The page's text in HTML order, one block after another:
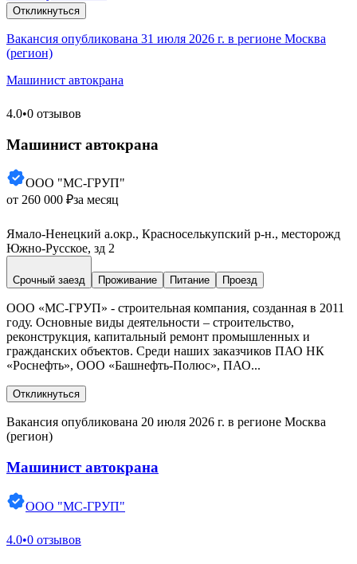
Откликнуться
Вакансия опубликована 31 июля 2026 г. в регионе Москва
(регион)
Машинист автокрана
4.0•0 отзывов
Машинист автокрана
ООО "МС-ГРУП"
от 260 000 ₽за месяц
Ямало-Ненецкий а.окр., Красноселькупский р-н., месторожд
Южно-Русское, зд 2
Срочный заезд Проживание Питание Проезд
ООО «МС-ГРУП» - строительная компания, созданная в 2011
году. Основные виды деятельности – строительство,
реконструкция, капитальный ремонт промышленных и
гражданских объектов. Среди наших заказчиков ПАО НК
«Роснефть», ООО «Башнефть-Полюс», ПАО...
Откликнуться
Вакансия опубликована 20 июля 2026 г. в регионе Москва
(регион)
Машинист автокрана
ООО "МС-ГРУП"
4.0•0 отзывов